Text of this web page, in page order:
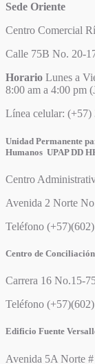
Sede Oriente
Centro Comercial
Calle 75B No. 20-
Horario Lunes a
8:00 am a 4:00 pm
Línea celular: (+57)
Unidad Permanente
Humanos UPAP DD
Centro
Avenida 2 Norte
Teléfono
Centro de Conciliación
Carrera 16 No.15-
Teléfono
Edificio Fuente
Avenida 5A Norte